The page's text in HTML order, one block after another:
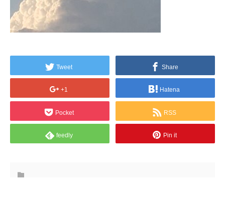
Tweet Share
+1 Hatena
Pocket RSS
feedly Pin it